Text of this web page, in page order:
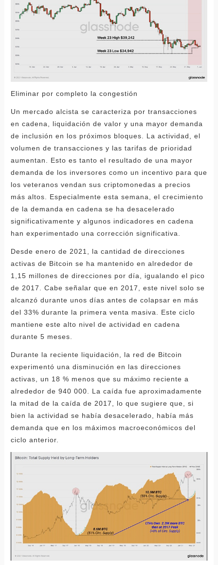
Eliminar por completo la congestión
Un mercado alcista se caracteriza por transacciones
en cadena, liquidación de valor y una mayor demanda
de inclusión en los próximos bloques. La actividad, el
volumen de transacciones y las tarifas de prioridad
aumentan. Esto es tanto el resultado de una mayor
demanda de los inversores como un incentivo para que
los veteranos vendan sus criptomonedas a precios
más altos. Especialmente esta semana, el crecimiento
de la demanda en cadena se ha desacelerado
significativamente y algunos indicadores en cadena
han experimentado una corrección significativa.
Desde enero de 2021, la cantidad de direcciones
activas de Bitcoin se ha mantenido en alrededor de
1,15 millones de direcciones por día, igualando el pico
de 2017. Cabe señalar que en 2017, este nivel solo se
alcanzó durante unos días antes de colapsar en más
del 33% durante la primera venta masiva. Este ciclo
mantiene este alto nivel de actividad en cadena
durante 5 meses.
Durante la reciente liquidación, la red de Bitcoin
experimentó una disminución en las direcciones
activas, un 18 % menos que su máximo reciente a
alrededor de 940 000. La caída fue aproximadamente
la mitad de la caída de 2017, lo que sugiere que, si
bien la actividad se había desacelerado, había más
demanda que en los máximos macroeconómicos del
ciclo anterior.